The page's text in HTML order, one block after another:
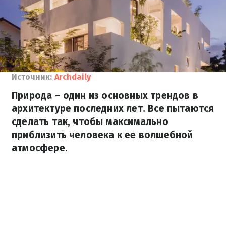
Источник: Archdaily
Природа – один из основных трендов в
архитектуре последних лет. Все пытаются
сделать так, чтобы максимально
приблизить человека к ее волшебной
атмосфере.